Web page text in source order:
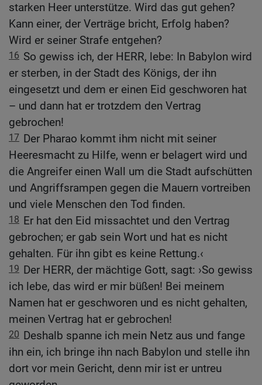
starken Heer unterstütze. Wird das gut gehen?
Kann einer, der Verträge bricht, Erfolg haben?
Wird er seiner Strafe entgehen?
16 So gewiss ich, der HERR, lebe: In Babylon wird
er sterben, in der Stadt des Königs, der ihn
eingesetzt und dem er einen Eid geschworen hat
– und dann hat er trotzdem den Vertrag
gebrochen!
17 Der Pharao kommt ihm nicht mit seiner
Heeresmacht zu Hilfe, wenn er belagert wird und
die Angreifer einen Wall um die Stadt aufschütten
und Angriffsrampen gegen die Mauern vortreiben
und viele Menschen den Tod finden.
18 Er hat den Eid missachtet und den Vertrag
gebrochen; er gab sein Wort und hat es nicht
gehalten. Für ihn gibt es keine Rettung.‹
19 Der HERR, der mächtige Gott, sagt: ›So gewiss
ich lebe, das wird er mir büßen! Bei meinem
Namen hat er geschworen und es nicht gehalten,
meinen Vertrag hat er gebrochen!
20 Deshalb spanne ich mein Netz aus und fange
ihn ein, ich bringe ihn nach Babylon und stelle ihn
dort vor mein Gericht, denn mir ist er untreu